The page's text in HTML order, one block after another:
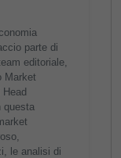
parte di
editoriale,
Market
questa
le analisi di